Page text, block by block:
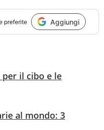
preferite Aggiungi
il cibo e le
al mondo: 3